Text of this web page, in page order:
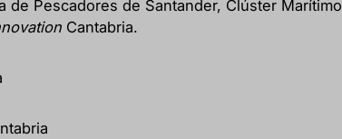
de Pescadores de Santander, Clúster Marítimo
Cantabria.